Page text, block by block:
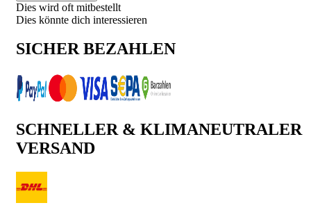
Dies wird oft mitbestellt
Dies könnte dich interessieren
SICHER BEZAHLEN
SCHNELLER & KLIMANEUTRALER
VERSAND